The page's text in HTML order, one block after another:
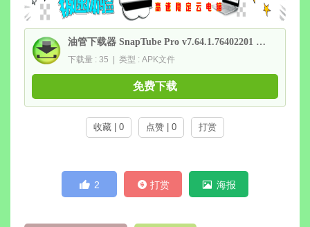
油管下载器 SnapTube Pro v7.64.1.76402201 解锁VIP版
下载量 : 35 | 类型 : APK文件
免费下载
收藏 | 0 点赞 | 0 打赏
2 打赏 海报